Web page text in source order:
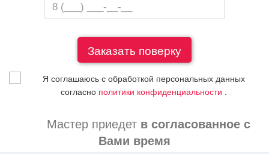
Я соглашаюсь с обработкой персональных данных
согласно политики конфиденциальности .
Мастер приедет в согласованное с
Вами время